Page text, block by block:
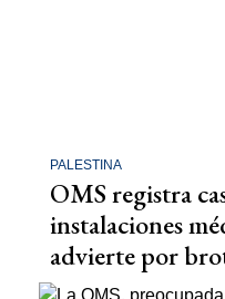
PALESTINA
OMS registra
instalaciones
advierte por